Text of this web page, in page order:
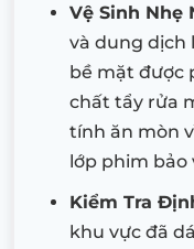
Vệ Sinh Nhẹ
và dung dịch
bề mặt được
chất tẩy rửa
tính ăn mòn
lớp phim bảo
Kiểm Tra
khu vực đã